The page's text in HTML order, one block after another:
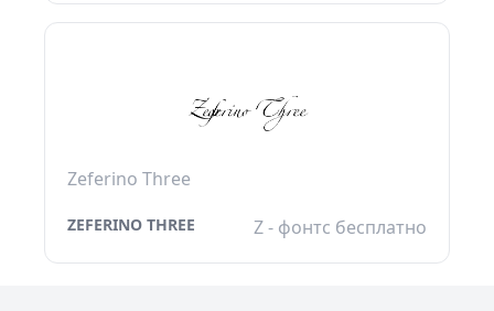
Zeferino Three
ZEFERINO THREE Z - фонтс бесплатно